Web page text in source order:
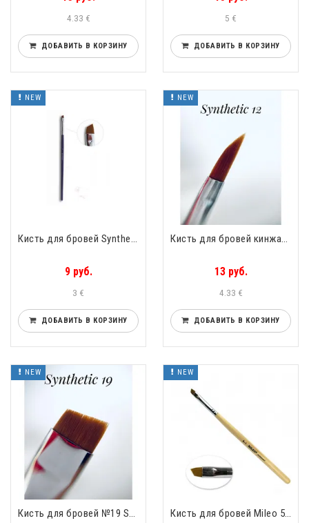
4.33 €
ДОБАВИТЬ В КОРЗИНУ
5 €
ДОБАВИТЬ В КОРЗИНУ
NEW
9 руб.
3 €
ДОБАВИТЬ В КОРЗИНУ
NEW
13 руб.
4.33 €
ДОБАВИТЬ В КОРЗИНУ
NEW NEW